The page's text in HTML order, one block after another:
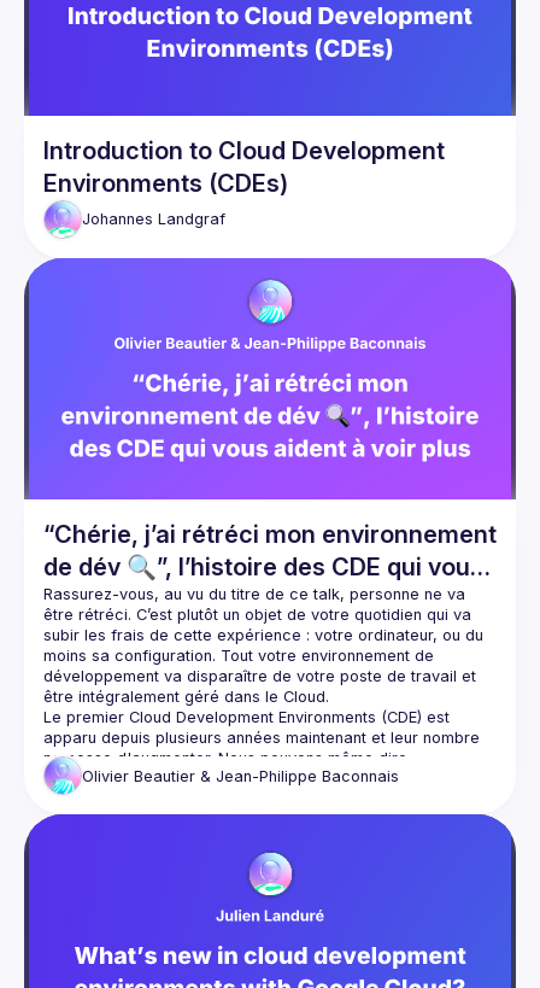
Introduction to Cloud Development
Environments (CDEs)
Johannes Landgraf
“Chérie, j’ai rétréci mon environnement
de dév 🔍”, l’histoire des CDE qui vous
aident à voir plus grand
Rassurez-vous, au vu du titre de ce talk, personne ne va
être rétréci. C’est plutôt un objet de votre quotidien qui va
subir les frais de cette expérience : votre ordinateur, ou du
moins sa configuration. Tout votre environnement de
développement va disparaître de votre poste de travail et
être intégralement géré dans le Cloud.
Le premier Cloud Development Environments (CDE) est
apparu depuis plusieurs années maintenant et leur nombre
ne cesse d'augmenter. Nous pouvons même dire
qu'aujourd'hui, pour certaines ou certains, quel que soit
votre type de développement, il s’est imposé comme
du quotidien.
enfin ceux que nous connaissons 😅, et nous vous
leurs avantages et les freins qu’ils lèvent, mais
surtout les éléments qui vous rendront la vie beaucoup
Olivier Beautier & Jean-Philippe Baconnais